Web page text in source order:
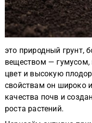
это природный грунт,
веществом — гумусом,
цвет и высокую
свойствам он широко
качества почв и
роста растений.